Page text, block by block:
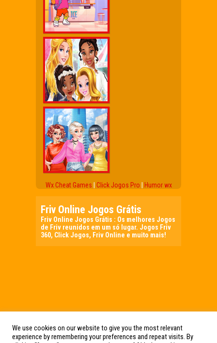
Wx Cheat Games Click Jogos Pro Humor wx
Friv Online Jogos Grátis
Friv Online Jogos Grátis : Os melhores Jogos
de Friv reunidos em um só lugar. Jogos Friv
360, Click Jogos, Friv Online e muito mais!
We use cookies on our website to give you the most relevant
experience by remembering your preferences and repeat visits. By